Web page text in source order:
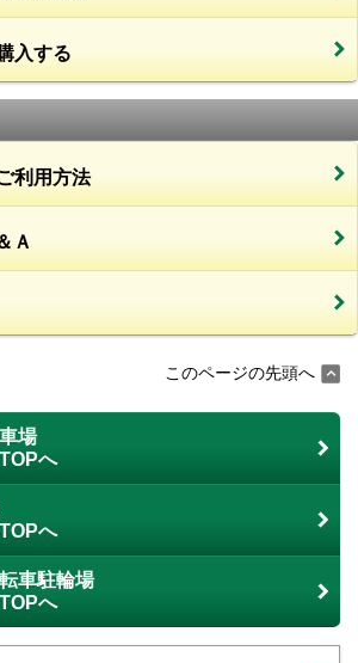
入する
利用方法
Ａ
このページの先頭へ
場
へ
へ
車駐輪場
へ